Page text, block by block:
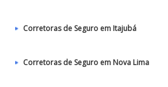
Corretoras de Seguro em Itajubá
Corretoras de Seguro em Nova Lima